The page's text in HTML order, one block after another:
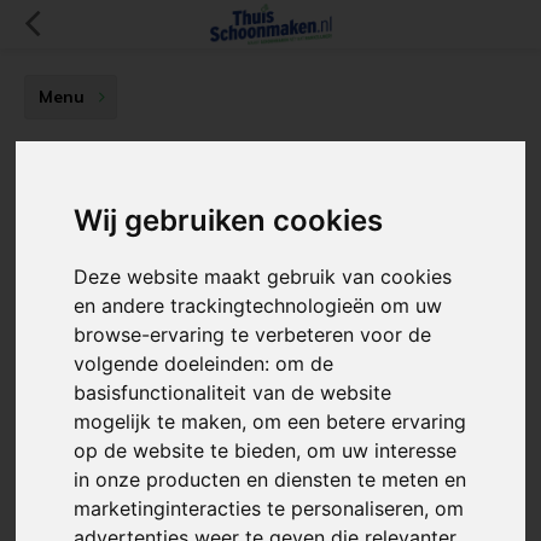
Wij gebruiken cookies
Deze website maakt gebruik van cookies
en andere trackingtechnologieën om uw
browse-ervaring te verbeteren voor de
volgende doeleinden:om de
basisfunctionaliteit van de website
mogelijk te maken,om een betere ervaring
op de website te bieden,om uw interesse
in onze producten en diensten te meten en
marketinginteracties te personaliseren,om
Menu
De informatie die wordt aangeboden op de site is met grote
zorg samengesteld. Elke vorm van reproductie - in de ruimste
zin van het woord -, ieder gebruik van een kopie, of het
vermenigvuldigen of verspreiden van (een gedeelte van) de
inhoud van de site is niet toegestaan.
We verrichten bijzonder veel inspanningen om de site actueel
te houden. Desondanks is het mogelijk dat vermelde
informatie achterhaald of tijdelijk niet beschikbaar is. Wij
kunnen echter geen aansprakelijkheid aanvaarden voor
eventuele gevolgen hiervan.